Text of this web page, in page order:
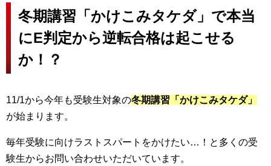
冬期講習「かけこみタケダ」で本当
にE判定から逆転合格は起こせる
か！？
11/1から今年も受験生対象の冬期講習「かけこみタケダ」
が始まります。
毎年受験に向けラストスパートをかけたい…！と多くの受
験生からお問い合わせいただいています。